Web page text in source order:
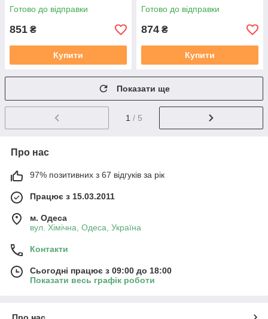
Готово до відправки
851 ₴
Купити
Готово до відправки
874 ₴
Купити
Показати ще
1 / 5
Про нас
97% позитивних з 67 відгуків за рік
Працює з 15.03.2011
м. Одеса
вул. Хiмiчна, Одеса, Україна
Контакти
Сьогодні працює з 09:00 до 18:00
Показати весь графік роботи